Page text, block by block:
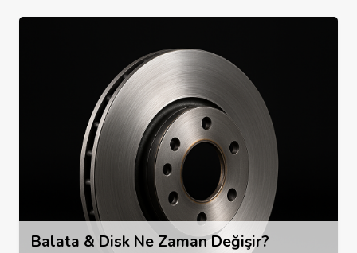
Balata & Disk Ne Zaman Değişir?